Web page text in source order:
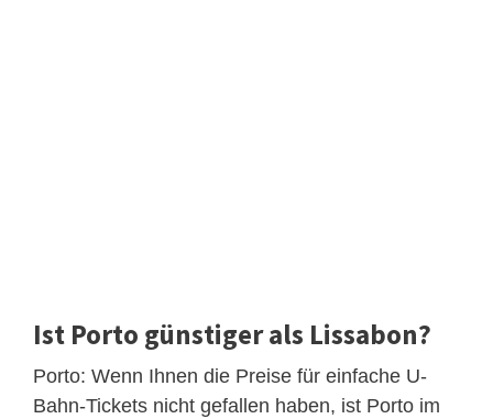
Ist Porto günstiger als Lissabon?
Porto: Wenn Ihnen die Preise für einfache U-
Bahn-Tickets nicht gefallen haben, ist Porto im